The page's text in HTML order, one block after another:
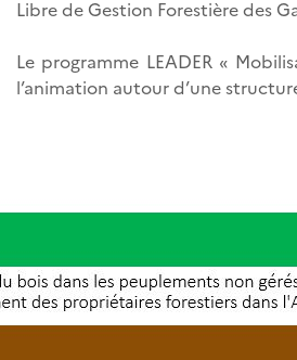
Libre de Gestion Forestière des
Le programme LEADER «
l’animation autour d’une